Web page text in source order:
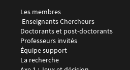
Menu footer LEMMA 1
Les membres
Enseignants Chercheurs
Doctorants et post-doctorants
Professeurs invités
Équipe support
Menu footer LEMMA 2
La recherche